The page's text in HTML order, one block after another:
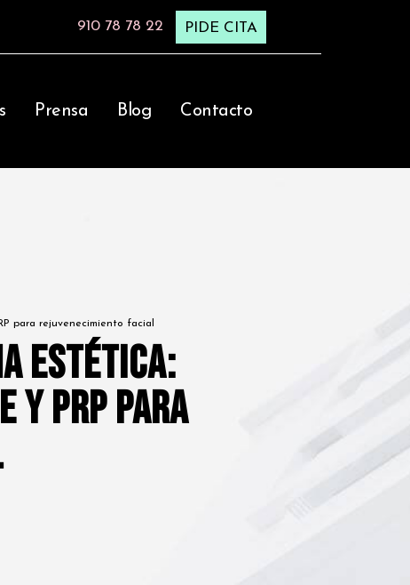
910 78 78 22 PIDE CITA
Prensa Blog Contacto
para rejuvenecimiento facial
estética:
PRP para